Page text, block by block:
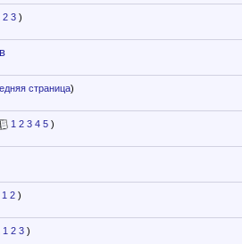
2 3 )
страница)
1 2 3 4 5 )
1 2 )
1 2 3 )